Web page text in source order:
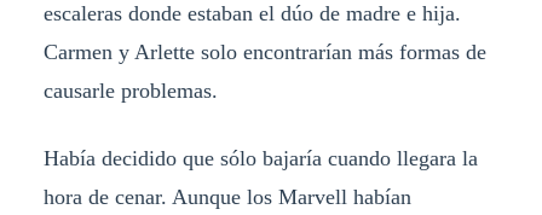
escaleras donde estaban el dúo de madre e hija.
Carmen y Arlette solo encontrarían más formas de
causarle problemas.
Había decidido que sólo bajaría cuando llegara la
hora de cenar. Aunque los Marvell habían